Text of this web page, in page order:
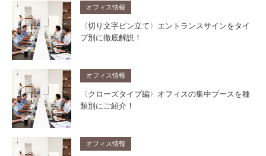
オフィス情報
〈切り文字ピン立て〉エントランスサインをタイ
プ別に徹底解説！
オフィス情報
〈クローズタイプ編〉オフィスの集中ブースを種
類別にご紹介！
オフィス情報